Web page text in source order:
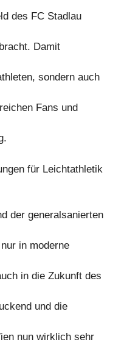
des FC Stadlau
Damit
sondern auch
Fans und
für Leichtathletik
der generalsanierten
in moderne
in die Zukunft des
und die
nun wirklich sehr